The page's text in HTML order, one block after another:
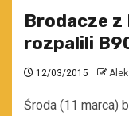
Brodacze z
rozpalili
12/03/2015
Środa (11 marca)